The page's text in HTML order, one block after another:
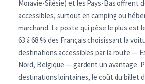
Moravie-Silésie) et les Pays-Bas offrent
accessibles, surtout en camping ou
marchand. Le poste qui pèse le plus est
63 à 68 % des Français choisissant la
destinations accessibles par la route —
Nord, Belgique — gardent un avantage.
destinations lointaines, le coût du billet